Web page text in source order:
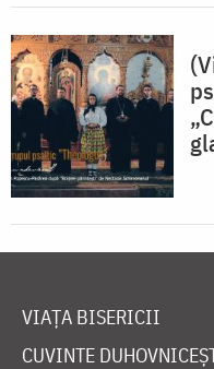
VIAȚA BISERICII
CUVINTE